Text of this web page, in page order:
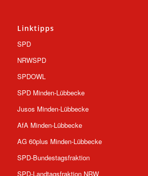
Linktipps
SPD
NRWSPD
SPDOWL
SPD Minden-Lübbecke
Jusos Minden-Lübbecke
AfA Minden-Lübbecke
AG 60plus Minden-Lübbecke
SPD-Bundestagsfraktion
SPD-Landtagsfraktion NRW